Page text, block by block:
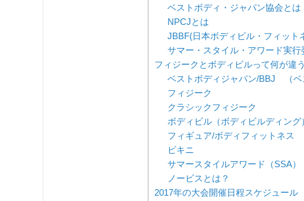
ベストボディ・ジャパン協会とは
NPCJとは
JBBF(日本ボディビル・フィット
サマー・スタイル・アワード実行
フィジークとボディビルって何が違
ベストボディジャパン/BBJ （ベ
フィジーク
クラシックフィジーク
ボディビル（ボディビルディング
フィギュア/ボディフィットネス
ビキニ
サマースタイルアワード（SSA）
ノービスとは？
2017年の大会開催日程スケジュール